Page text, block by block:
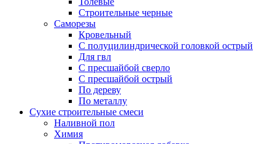
Строительные черные
Саморезы
Кровельный
С полуцилиндрической головкой острый
Для гвл
С пресшайбой сверло
С пресшайбой острый
По дереву
По металлу
Сухие строительные смеси
Наливной пол
Химия